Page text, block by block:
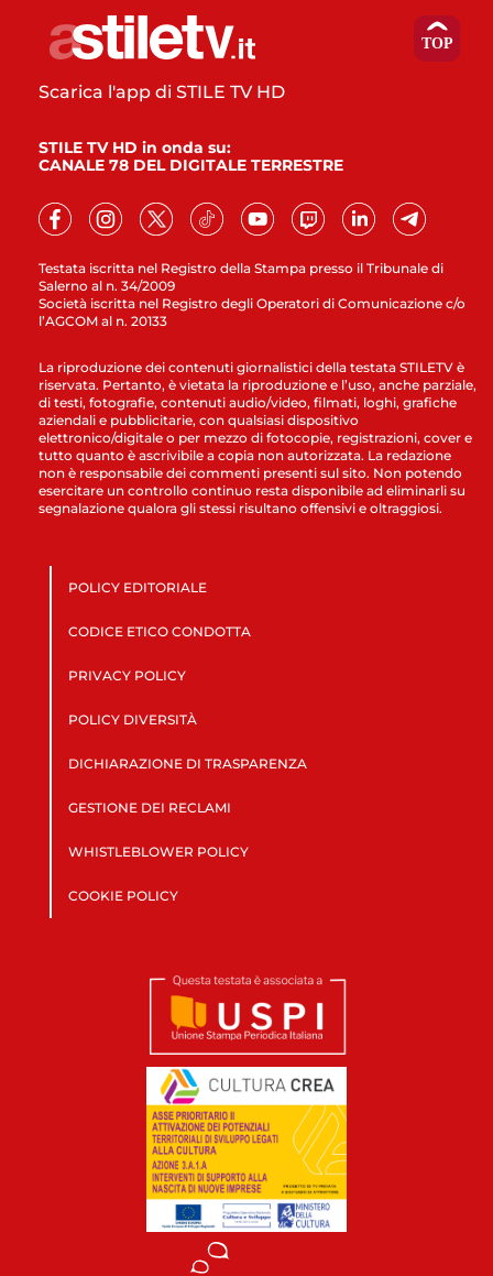
Testata iscritta nel Registro della Stampa presso il Tribunale di
Salerno al n. 34/2009
Società iscritta nel Registro degli Operatori di Comunicazione c/o
l’AGCOM al n. 20133
Scarica l'app di STILE TV HD
STILE TV HD in onda su:
CANALE 78 DEL DIGITALE TERRESTRE
La riproduzione dei contenuti giornalistici della testata STILETV è
riservata. Pertanto, è vietata la riproduzione e l’uso, anche parziale,
di testi, fotografie, contenuti audio/video, filmati, loghi, grafiche
aziendali e pubblicitarie, con qualsiasi dispositivo
elettronico/digitale o per mezzo di fotocopie, registrazioni, cover e
tutto quanto è ascrivibile a copia non autorizzata. La redazione
non è responsabile dei commenti presenti sul sito. Non potendo
esercitare un controllo continuo resta disponibile ad eliminarli su
segnalazione qualora gli stessi risultano offensivi e oltraggiosi.
POLICY EDITORIALE
CODICE ETICO CONDOTTA
PRIVACY POLICY
POLICY DIVERSITÀ
DICHIARAZIONE DI TRASPARENZA
GESTIONE DEI RECLAMI
WHISTLEBLOWER POLICY
COOKIE POLICY